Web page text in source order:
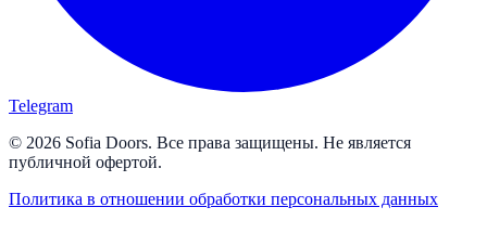
Telegram
© 2026 Sofia Doors. Все права защищены. Не является
публичной офертой.
Политика в отношении обработки персональных данных